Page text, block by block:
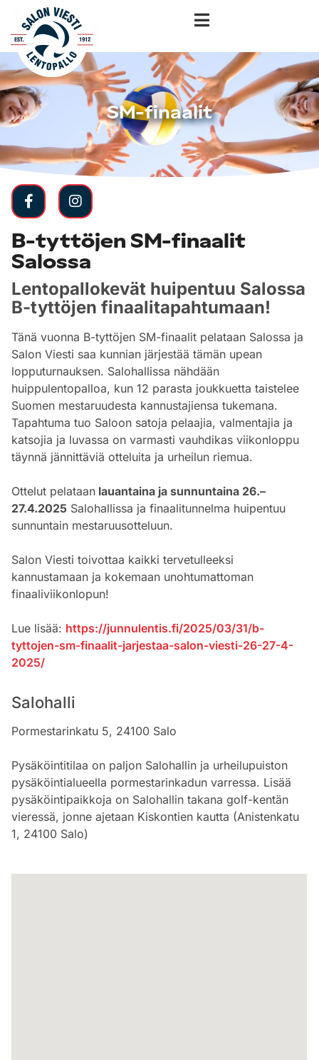
SM-finaalit
B-tyttöjen SM-finaalit
Salossa
Lentopallokevät huipentuu Salossa
B-tyttöjen finaalitapahtumaan!
Tänä vuonna B-tyttöjen SM-finaalit pelataan Salossa ja
Salon Viesti saa kunnian järjestää tämän upean
lopputurnauksen. Salohallissa nähdään
huippulentopalloa, kun 12 parasta joukkuetta taistelee
Suomen mestaruudesta kannustajiensa tukemana.
Tapahtuma tuo Saloon satoja pelaajia, valmentajia ja
katsojia ja luvassa on varmasti vauhdikas viikonloppu
täynnä jännittäviä otteluita ja urheilun riemua.
Ottelut pelataan lauantaina ja sunnuntaina 26.–
27.4.2025 Salohallissa ja finaalitunnelma huipentuu
sunnuntain mestaruusotteluun.
Salon Viesti toivottaa kaikki tervetulleeksi
kannustamaan ja kokemaan unohtumattoman
finaaliviikonlopun!
Lue lisää: https://junnulentis.fi/2025/03/31/b-
tyttojen-sm-finaalit-jarjestaa-salon-viesti-26-27-4-
2025/
Salohalli
Pormestarinkatu 5, 24100 Salo
Pysäköintitilaa on paljon Salohallin ja urheilupuiston
pysäköintialueella pormestarinkadun varressa. Lisää
pysäköintipaikkoja on Salohallin takana golf-kentän
vieressä, jonne ajetaan Kiskontien kautta (Anistenkatu
1, 24100 Salo)